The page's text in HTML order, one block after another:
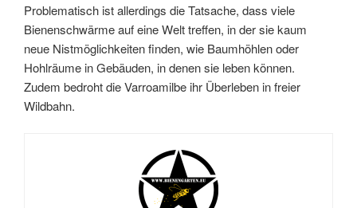
Problematisch ist allerdings die Tatsache, dass viele
Bienenschwärme auf eine Welt treffen, in der sie kaum
neue Nistmöglichkeiten finden, wie Baumhöhlen oder
Hohlräume in Gebäuden, in denen sie leben können.
Zudem bedroht die Varroamilbe ihr Überleben in freier
Wildbahn.